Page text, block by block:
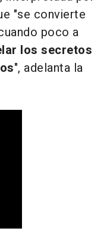
"se convierte
poco a
los secretos
", adelanta la